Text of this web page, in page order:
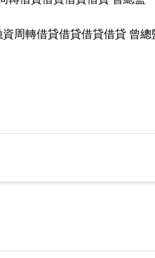
周轉借貸借貸借貸借貸 曾總